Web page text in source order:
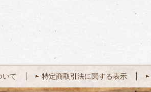
いて 特定商取引法に関する表示